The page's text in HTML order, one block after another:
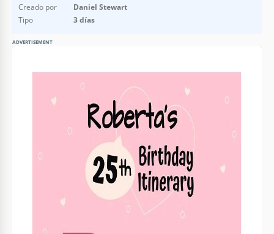
Creado por
Daniel Stewart
Tipo
3 días
ADVERTISEMENT